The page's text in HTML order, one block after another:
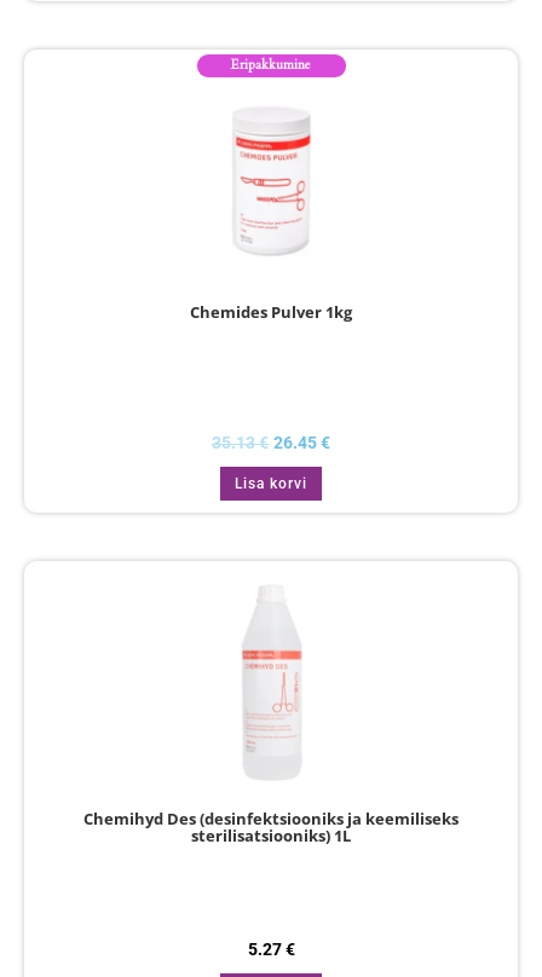
Eripakkumine
Chemides Pulver 1kg
35.13€ 26.45€
Lisa korvi
Chemihyd Des (desinfektsiooniks ja keemiliseks
sterilisatsiooniks) 1L
5.27€